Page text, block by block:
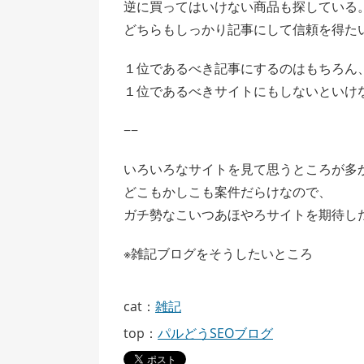
逆に買ってはいけない商品も探している。
どちらもしっかり記事にして信頼を得た
１位であるべき記事にするのはもちろん、
１位であるべきサイトにもしないといけ
−−
いろいろなサイトを見て思うところが多
どこもかしこも案件だらけなので、
ガチ勢なこいつあほやろサイトを期待し
※雑記ブログをそうしたいところ
cat： 雑記
top： パルどうSEOブログ